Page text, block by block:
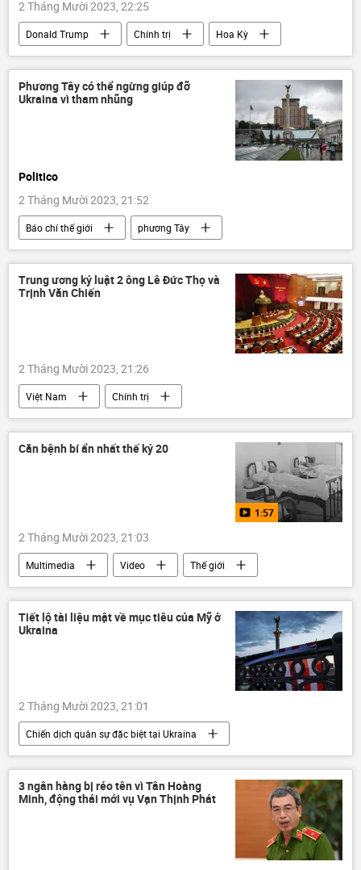
2 Tháng Mười 2023, 22:25
Donald Trump Chính trị
Hoa Kỳ
điều tra
Pháp luật Thế giới
Phương Tây có thể ngừng giúp đỡ
Ukraina vì tham nhũng
Politico
2 Tháng Mười 2023, 21:52
Báo chí thế giới
phương Tây
Cuộc khủng hoảng ở Ukraina
Ukraina
viện trợ
tham nhũng vặt
Chiến dịch quân sự đặc biệt tại Ukraina
Trung ương kỷ luật 2 ông Lê Đức Thọ và
Trịnh Văn Chiến
2 Tháng Mười 2023, 21:26
Việt Nam
Chính trị
Ban Chấp hành Trung ương Đảng
Bộ Chính Trị VN
Căn bệnh bí ẩn nhất thế kỷ 20
1:57
2 Tháng Mười 2023, 21:03
Multimedia Video
Thế giới
căn bệnh
bí ẩn Xã hội
Tiết lộ tài liệu mật về mục tiêu của Mỹ ở
Ukraina
2 Tháng Mười 2023, 21:01
Chiến dịch quân sự đặc biệt tại Ukraina
Cuộc khủng hoảng ở Ukraina
Ukraina
Hoa Kỳ
Thế giới
Chính trị
NATO
3 ngân hàng bị réo tên vì Tân Hoàng
Minh, động thái mới vụ Vạn Thịnh Phát